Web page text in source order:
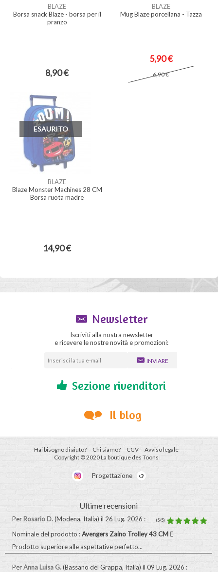
BLAZE
Borsa snack Blaze - borsa per il
pranzo
8,90 €
BLAZE
Mug Blaze porcellana - Tazza
5,90 €
6,90 €
ESAURITO
BLAZE
Blaze Monster Machines 28 CM
Borsa ruota madre
14,90 €
Newsletter
Iscriviti alla nostra newsletter
e ricevere le nostre novità e promozioni:
INVIARE
Sezione rivenditori
Il blog
Hai bisogno di aiuto? Chi siamo? CGV
Avviso legale
Copyright © 2020 La boutique des Toons
Progettazione
Ultime recensioni
Per Rosario D.(Modena, Italia) il 26 Lug. 2026 : (5/5)
Nominale del prodotto :Avengers Zaino Trolley 43 CM
Prodotto superiore alle aspettative perfetto...
PerAnna Luisa G.(Bassano del Grappa, Italia) il 09 Lug. 2026 :